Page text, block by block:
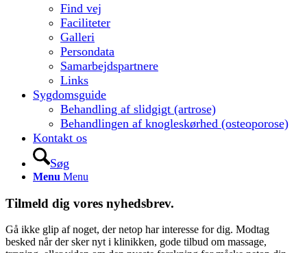
Find vej
Faciliteter
Galleri
Persondata
Samarbejdspartnere
Links
Sygdomsguide
Behandling af slidgigt (artrose)
Behandlingen af knogleskørhed (osteoporose)
Kontakt os
Søg
Menu Menu
Tilmeld dig vores nyhedsbrev.
Gå ikke glip af noget, der netop har interesse for dig. Modtag
besked når der sker nyt i klinikken, gode tilbud om massage,